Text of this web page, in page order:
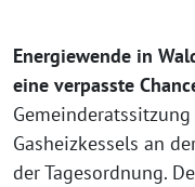
Energiewende in
eine verpasste
Gasheizkessels an
der Tagesordnung.